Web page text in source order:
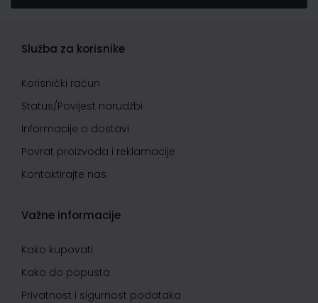
Služba za korisnike
Korisnički račun
Status/Povijest narudžbi
Informacije o dostavi
Povrat proizvoda i reklamacije
Kontaktirajte nas
Važne informacije
Kako kupovati
Kako do popusta
Privatnost i sigurnost podataka